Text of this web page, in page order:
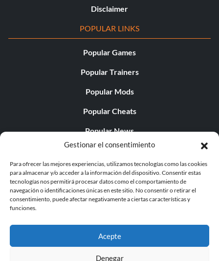
Gestionar el consentimiento
Para ofrecer las mejores experiencias, utilizamos tecnologías como las cookies
para almacenar y/o acceder a la información del dispositivo. Consentir estas
tecnologías nos permitirá procesar datos como el comportamiento de
navegación o identificaciones únicas en este sitio. No consentir o retirar el
consentimiento, puede afectar negativamente a ciertas características y
funciones.
Acepte
Denegar
Disclaimer
POPULAR LINKS
Popular Games
Popular Trainers
Popular Mods
Popular Cheats
Popular News
Popular Editorials
Popular Free Games
LATEST UPDATES